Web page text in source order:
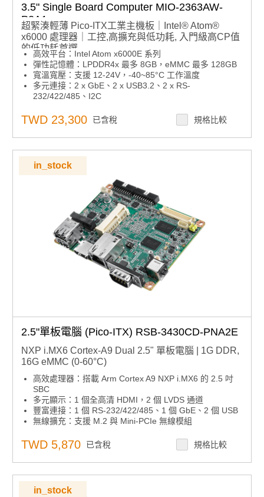
3.5" Single Board Computer MIO-2363AW-
P2A1
超緊湊輕薄 Pico-ITX工業主機板｜Intel® Atom®
x6000 處理器｜工控,高擴充與低功耗, 入門級高CP值
的低功耗首選
高效平台：Intel Atom x6000E 系列
彈性記憶體：LPDDR4x 最多 8GB，eMMC 最多 128GB
寬溫寬壓：支援 12-24V，-40~85°C 工作溫度
多元連接：2 x GbE、2 x USB3.2、2 x RS-
232/422/485、I2C
RS-232 模組）
智慧管理：支援 iManager、軟體 API、WISE-
DeviceOn、EdgeAI 套件
TWD 23,300 已含稅 規格比較
in_stock
2.5"單板電腦 (Pico-ITX) RSB-3430CD-PNA2E
NXP i.MX6 Cortex-A9 Dual 2.5" 單板電腦 | 1G DDR,
16G eMMC (0-60°C)
高效處理器：搭載 Arm Cortex A9 NXP i.MX6 的 2.5 吋
SBC
多元顯示：1 個全高清 HDMI，2 個 LVDS 通道
豐富連接：1 個 RS-232/422/485、1 個 GbE、2 個 USB
無線擴充：支援 M.2 與 Mini-PCIe 無線模組
UART、1 個 UART/CAN、12 個 GPIO 及 1 個 I2C
TWD 5,870 已含稅 規格比較
in_stock